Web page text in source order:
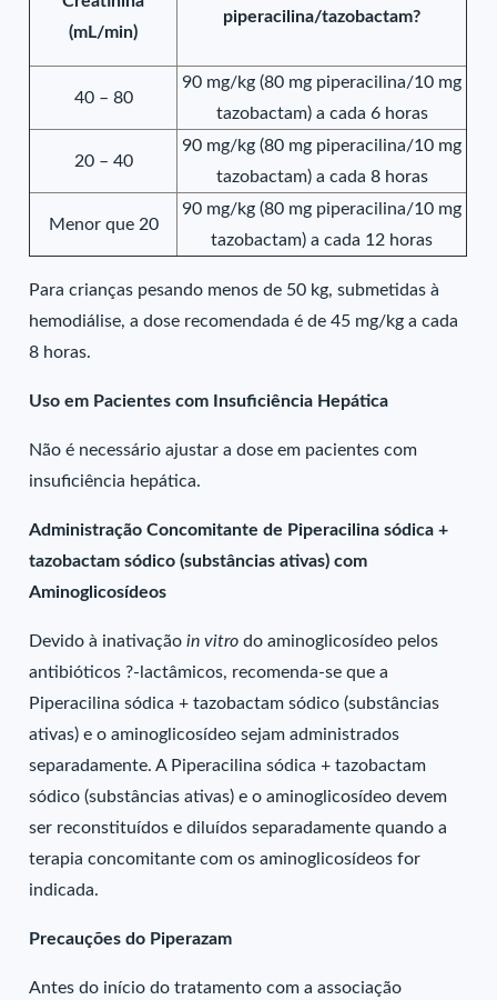
(mL/min)
piperacilina/tazobactam?
40 – 80
90 mg/kg (80 mg piperacilina/10 mg
tazobactam) a cada 6 horas
20 – 40
90 mg/kg (80 mg piperacilina/10 mg
tazobactam) a cada 8 horas
Menor que 20
90 mg/kg (80 mg piperacilina/10 mg
tazobactam) a cada 12 horas
Para crianças pesando menos de 50 kg, submetidas à
hemodiálise, a dose recomendada é de 45 mg/kg a cada
8 horas.
Uso em Pacientes com Insuficiência Hepática
Não é necessário ajustar a dose em pacientes com
insuficiência hepática.
Administração Concomitante de Piperacilina sódica +
tazobactam sódico (substâncias ativas) com
Aminoglicosídeos
Devido à inativaçãoin vitro do aminoglicosídeo pelos
antibióticos ?-lactâmicos, recomenda-se que a
Piperacilina sódica + tazobactam sódico (substâncias
ativas) e o aminoglicosídeo sejam administrados
separadamente. A Piperacilina sódica + tazobactam
sódico (substâncias ativas) e o aminoglicosídeo devem
ser reconstituídos e diluídos separadamente quando a
terapia concomitante com os aminoglicosídeos for
indicada.
Precauções do Piperazam
Antes do início do tratamento com a associação